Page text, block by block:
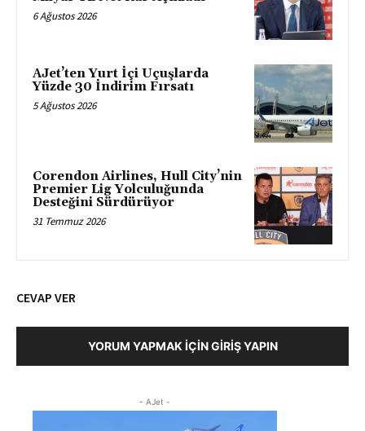
6 Ağustos 2026
AJet’ten Yurt İçi Uçuşlarda
Yüzde 30 İndirim Fırsatı
5 Ağustos 2026
Corendon Airlines, Hull City’nin
Premier Lig Yolculuğunda
Desteğini Sürdürüyor
31 Temmuz 2026
CEVAP VER
YORUM YAPMAK İÇIN GIRIŞ YAPIN
- AJet -